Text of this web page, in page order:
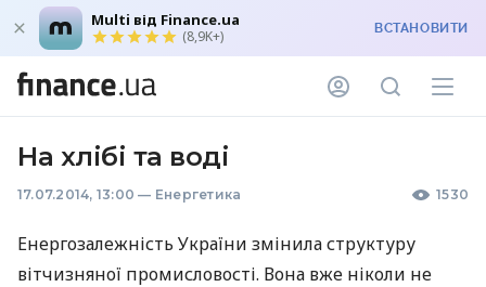
Multi від Finance.ua
(8,9K+) ВСТАНОВИТИ
На хлібі та воді
17.07.2014, 13:00 — Енергетика 1530
Енергозалежність України змінила структуру
вітчизняної промисловості. Вона вже ніколи не